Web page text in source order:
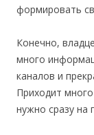
формировать
Конечно,
много
каналов и
Приходит
нужно сразу на